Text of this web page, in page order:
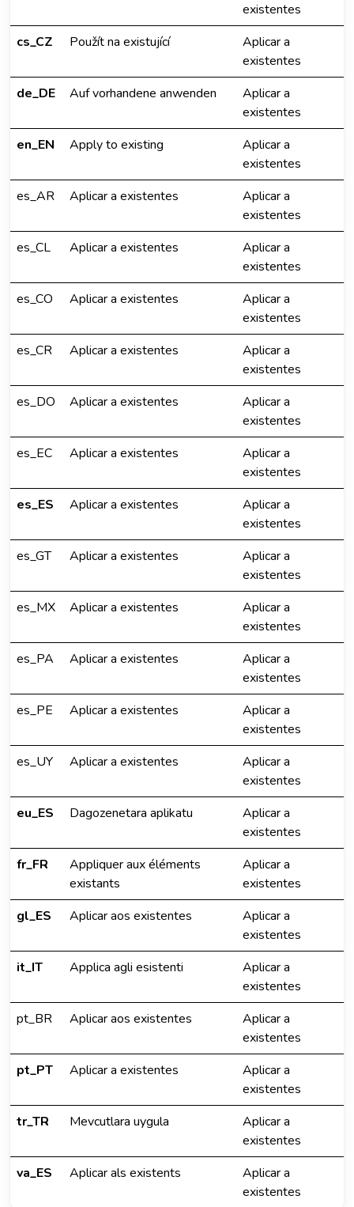
existentes
cs_CZ
Použít na existující
Aplicar a
existentes
de_DE
Auf vorhandene anwenden
Aplicar a
existentes
en_EN
Apply to existing
Aplicar a
existentes
es_AR
Aplicar a existentes
Aplicar a
existentes
es_CL
Aplicar a existentes
Aplicar a
existentes
es_CO
Aplicar a existentes
Aplicar a
existentes
es_CR
Aplicar a existentes
Aplicar a
existentes
es_DO
Aplicar a existentes
Aplicar a
existentes
es_EC
Aplicar a existentes
Aplicar a
existentes
es_ES
Aplicar a existentes
Aplicar a
existentes
es_GT
Aplicar a existentes
Aplicar a
existentes
es_MX
Aplicar a existentes
Aplicar a
existentes
es_PA
Aplicar a existentes
Aplicar a
existentes
es_PE
Aplicar a existentes
Aplicar a
existentes
es_UY
Aplicar a existentes
Aplicar a
existentes
eu_ES
Dagozenetara aplikatu
Aplicar a
existentes
fr_FR
Appliquer aux éléments
existants
Aplicar a
existentes
gl_ES
Aplicar aos existentes
Aplicar a
existentes
it_IT
Applica agli esistenti
Aplicar a
existentes
pt_BR
Aplicar aos existentes
Aplicar a
existentes
pt_PT
Aplicar a existentes
Aplicar a
existentes
tr_TR
Mevcutlara uygula
Aplicar a
existentes
va_ES
Aplicar als existents
Aplicar a
existentes